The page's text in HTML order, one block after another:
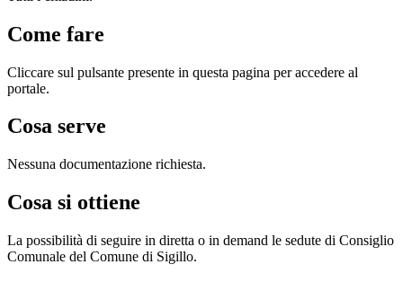
Come fare
Cliccare sul pulsante presente in questa pagina per accedere al
portale.
Cosa serve
Nessuna documentazione richiesta.
Cosa si ottiene
La possibilità di seguire in diretta o in demand le sedute di Consiglio
Comunale del Comune di Sigillo.